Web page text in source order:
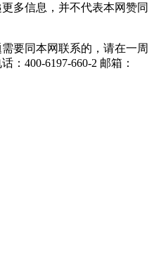
多信息，并不代表本网赞同
要同本网联系的，请在一周
：400-6197-660-2 邮箱：